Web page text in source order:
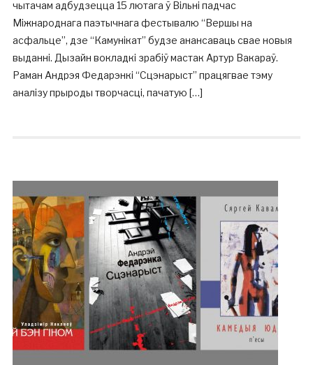
чытачам адбудзецца 15 лютага ў Вільні падчас
Міжнароднага паэтычнага фестывалю “Вершы на
асфальце”, дзе “Камунікат” будзе анансаваць свае новыя
выданні. Дызайн вокладкі зрабіў мастак Артур Вакараў.
Раман Андрэя Федарэнкі “Сцэнарыст” працягвае тэму
аналізу прыроды творчасці, пачатую […]